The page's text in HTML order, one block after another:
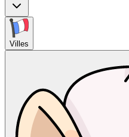
Villes